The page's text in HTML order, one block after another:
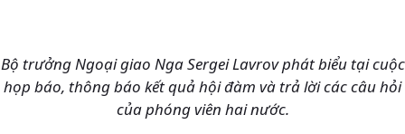
Bộ trưởng Ngoại giao Nga Sergei Lavrov phát biểu tại cuộc
họp báo, thông báo kết quả hội đàm và trả lời các câu hỏi
của phóng viên hai nước.